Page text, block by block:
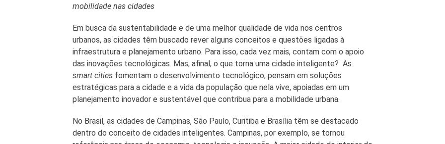
mobilidade nas cidades
Em busca da sustentabilidade e de uma melhor qualidade de vida nos centros
urbanos, as cidades têm buscado rever alguns conceitos e questões ligadas à
infraestrutura e planejamento urbano. Para isso, cada vez mais, contam com o apoio
das inovações tecnológicas. Mas, afinal, o que torna uma cidade inteligente? As
smart citiesfomentam o desenvolvimento tecnológico, pensam em soluções
estratégicas para a cidade e a vida da população que nela vive, apoiadas em um
planejamento inovador e sustentável que contribua para a mobilidade urbana.
No Brasil, as cidades de Campinas, São Paulo, Curitiba e Brasília têm se destacado
dentro do conceito de cidades inteligentes. Campinas, por exemplo, se tornou